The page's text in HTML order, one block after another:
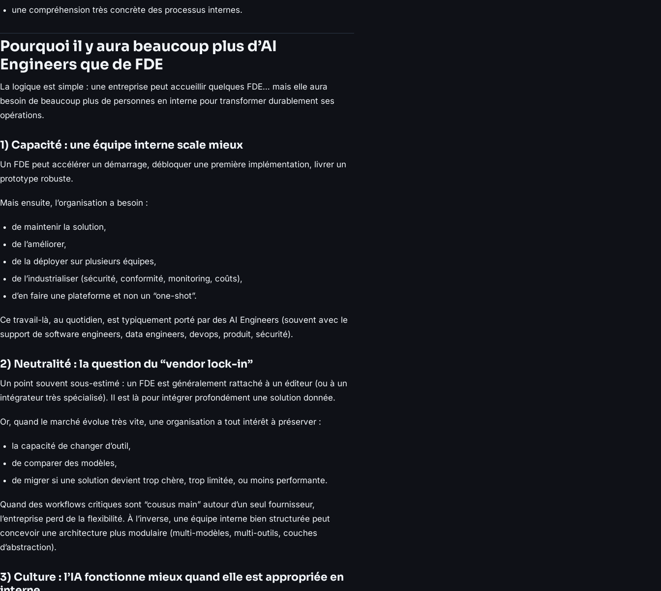
une compréhension très concrète des processus internes.
Pourquoi il y aura beaucoup plus d’AI
Engineers que de FDE
La logique est simple : une entreprise peut accueillir quelques FDE… mais elle aura
besoin de beaucoup plus de personnes en interne pour transformer durablement ses
opérations.
1) Capacité : une équipe interne scale mieux
Un FDE peut accélérer un démarrage, débloquer une première implémentation, livrer un
prototype robuste.
Mais ensuite, l’organisation a besoin :
de maintenir la solution,
de l’améliorer,
de la déployer sur plusieurs équipes,
de l’industrialiser (sécurité, conformité, monitoring, coûts),
d’en faire une plateforme et non un “one-shot”.
Ce travail-là, au quotidien, est typiquement porté par des AI Engineers (souvent avec le
support de software engineers, data engineers, devops, produit, sécurité).
2) Neutralité : la question du “vendor lock-in”
Un point souvent sous-estimé : un FDE est généralement rattaché à un éditeur (ou à un
intégrateur très spécialisé). Il est là pour intégrer profondément une solution donnée.
Or, quand le marché évolue très vite, une organisation a tout intérêt à préserver :
la capacité de changer d’outil,
de comparer des modèles,
de migrer si une solution devient trop chère, trop limitée, ou moins performante.
Quand des workflows critiques sont “cousus main” autour d’un seul fournisseur,
l’entreprise perd de la flexibilité. À l’inverse, une équipe interne bien structurée peut
concevoir une architecture plus modulaire (multi-modèles, multi-outils, couches
d’abstraction).
3) Culture : l’IA fonctionne mieux quand elle est appropriée en